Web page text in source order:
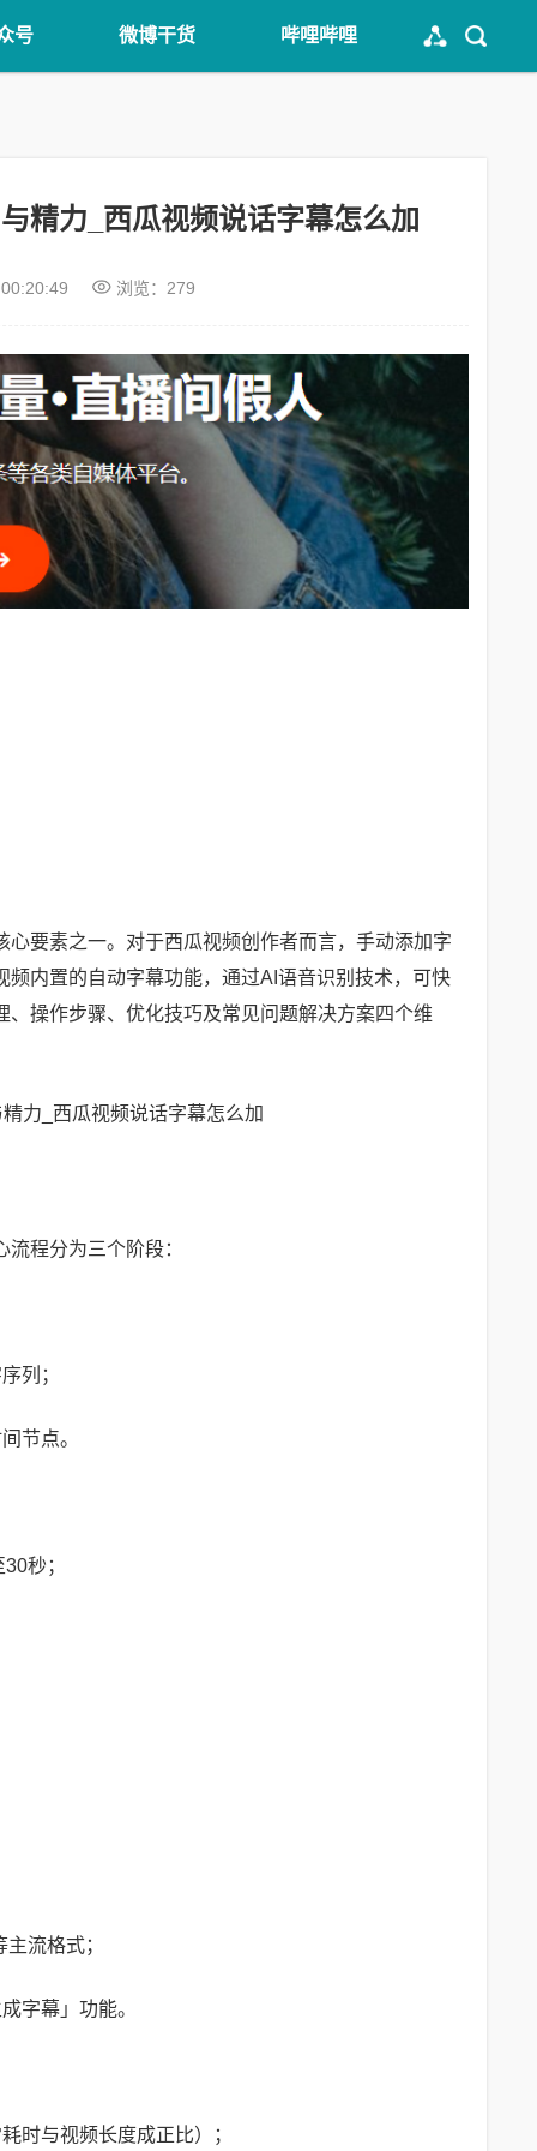
号 微博干货 哔哩哔哩
精力_西瓜视频说话字幕怎么加
浏览：279
要素之一。对于西瓜视频创作者而言，手动添加字
内置的自动字幕功能，通过AI语音识别技术，可快
操作步骤、优化技巧及常见问题解决方案四个维
程分为三个阶段：
列；
节点。
秒；
流格式；
字幕」功能。
时与视频长度成正比）；